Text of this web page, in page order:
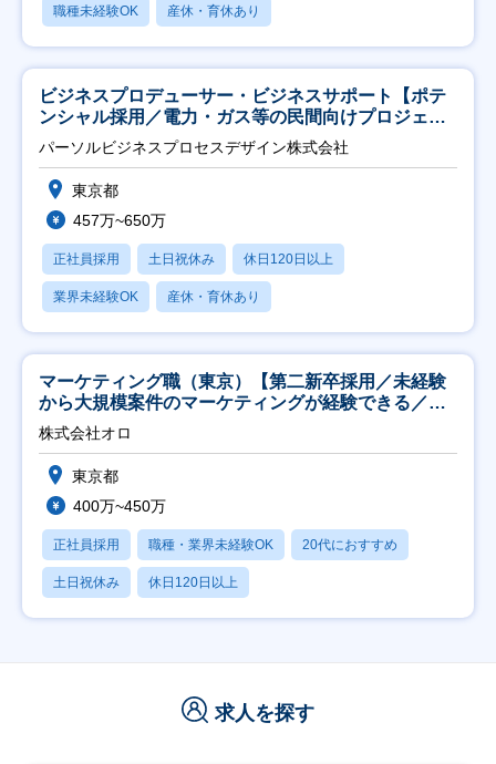
職種未経験OK 産休・育休あり
ビジネスプロデューサー・ビジネスサポート【ポテ
ンシャル採用／電力・ガス等の民間向けプロジェク
ト推進】
パーソルビジネスプロセスデザイン株式会社
東京都
457万~650万
正社員採用 土日祝休み 休日120日以上
業界未経験OK 産休・育休あり
マーケティング職（東京）【第二新卒採用／未経験
から大規模案件のマーケティングが経験できる／研
修充実】
株式会社オロ
東京都
400万~450万
正社員採用 職種・業界未経験OK 20代におすすめ
土日祝休み 休日120日以上
求人を探す